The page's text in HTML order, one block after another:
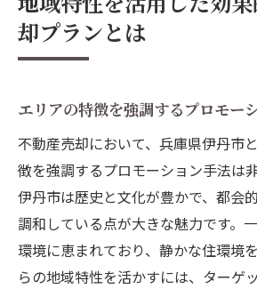
却プランとは
エリアの特徴を強調するプロモー
不動産売却において、兵庫県伊丹市
徴を強調するプロモーション手法は
伊丹市は歴史と文化が豊かで、都会
調和している点が大きな魅力です。
環境に恵まれており、静かな住環境
らの地域特性を活かすには、ターゲ